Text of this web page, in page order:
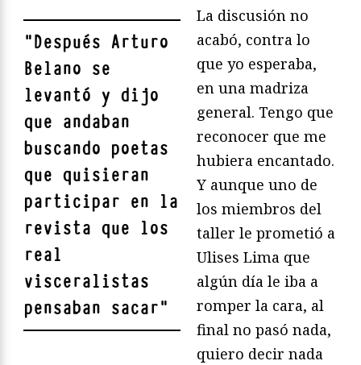
"Después Arturo
Belano se
levantó y dijo
que andaban
buscando poetas
que quisieran
participar en la
revista que los
real
visceralistas
pensaban sacar"
La discusión no
acabó, contra lo
que yo esperaba,
en una madriza
general. Tengo que
reconocer que me
hubiera encantado.
Y aunque uno de
los miembros del
taller le prometió a
Ulises Lima que
algún día le iba a
romper la cara, al
final no pasó nada,
quiero decir nada